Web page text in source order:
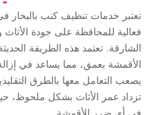
تعتبر خدمات تنظيف كنب بالبخار
فعالية للمحافظة على جودة
الشارقة. تعتمد هذه الطريقة
الأقمشة بعمق، مما يساعد في إزالة
يصعب التعامل معها بالطرق
تزداد عمر الأثاث بشكل ملحوظ،